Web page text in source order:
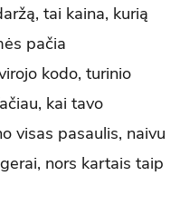
tai kaina, kurią
pačia
kodo, turinio
kai tavo
visas pasaulis, naivu
nors kartais taip